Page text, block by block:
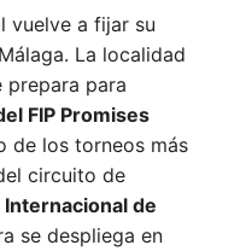
vuelve a fijar su
La localidad
prepara para
FIP Promises
de los torneos más
circuito de
Internacional de
se despliega en